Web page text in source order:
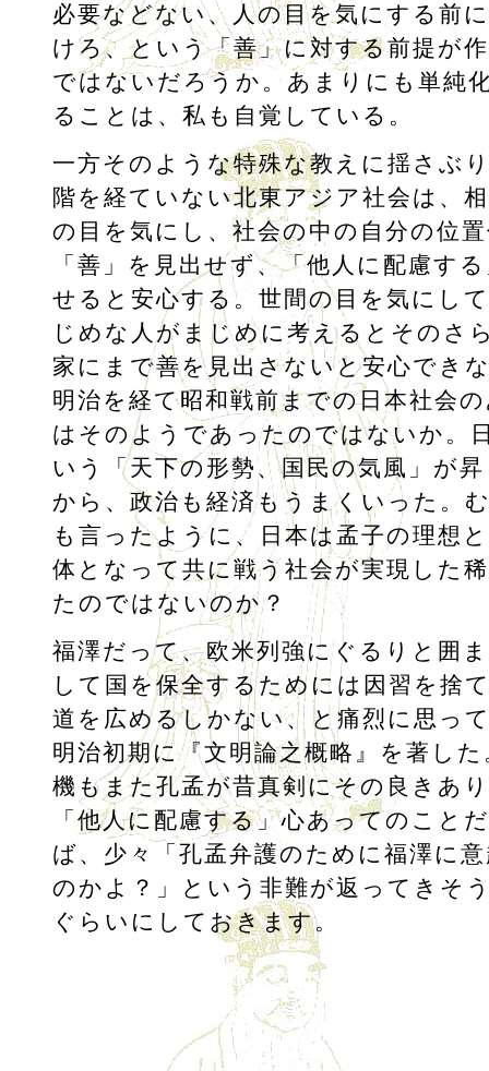
必要などない、人の目を気にする前
けろ、という「善」に対する前提が
ではないだろうか。あまりにも単純
ることは、私も自覚している。
一方そのような特殊な教えに揺さぶ
階を経ていない北東アジア社会は、
の目を気にし、社会の中の自分の位
「善」を見出せず、「他人に配慮す
せると安心する。世間の目を気にし
じめな人がまじめに考えるとそのさ
家にまで善を見出さないと安心でき
明治を経て昭和戦前までの日本社会
はそのようであったのではないか。
いう「天下の形勢、国民の気風」が
から、政治も経済もうまくいった。
も言ったように、日本は孟子の理想
体となって共に戦う社会が実現した
たのではないのか？
福澤だって、欧米列強にぐるりと囲
して国を保全するためには因習を捨
道を広めるしかない、と痛烈に思っ
明治初期に『文明論之概略』を著し
機もまた孔孟が昔真剣にその良きあ
「他人に配慮する」心あってのこと
ば、少々「孔孟弁護のために福澤に
のかよ？」という非難が返ってきそ
ぐらいにしておきます。